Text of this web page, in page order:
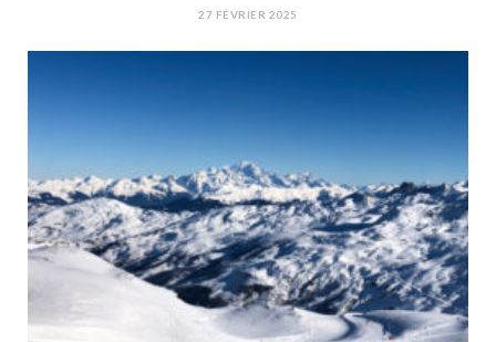
27 FÉVRIER 2025